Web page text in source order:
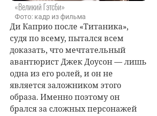
«Великий Гэтсби»
Фото: кадр из фильма
Ди Каприо после «Титаника»,
судя по всему, пытался всем
доказать, что мечтательный
авантюрист Джек Доусон — лишь
одна из его ролей, и он не
является заложником этого
образа. Именно поэтому он
брался за сложных персонажей